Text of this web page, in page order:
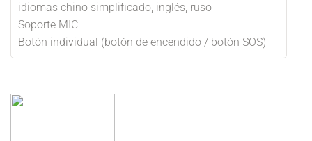
idiomas chino simplificado, inglés, ruso
Soporte MIC
Botón individual (botón de encendido / botón SOS)